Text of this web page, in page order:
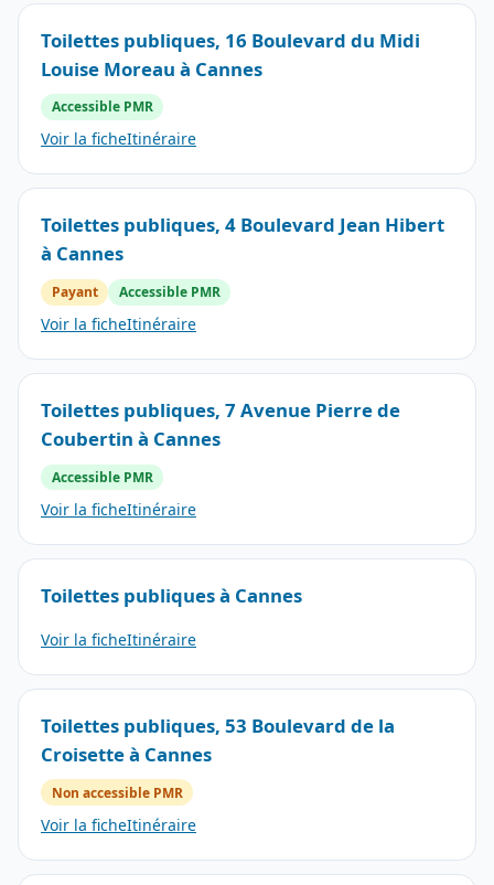
Toilettes publiques, 16 Boulevard du Midi
Louise Moreau à Cannes
Accessible PMR
Voir la ficheItinéraire
Toilettes publiques, 4 Boulevard Jean Hibert
à Cannes
Payant Accessible PMR
Voir la ficheItinéraire
Toilettes publiques, 7 Avenue Pierre de
Coubertin à Cannes
Accessible PMR
Voir la ficheItinéraire
Toilettes publiques à Cannes
Voir la ficheItinéraire
Toilettes publiques, 53 Boulevard de la
Croisette à Cannes
Non accessible PMR
Voir la ficheItinéraire